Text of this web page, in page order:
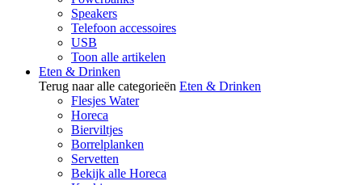
Speakers
Telefoon accessoires
USB
Toon alle artikelen
Eten & Drinken
Terug naar alle categorieën Eten & Drinken
Flesjes Water
Horeca
Bierviltjes
Borrelplanken
Servetten
Bekijk alle Horeca